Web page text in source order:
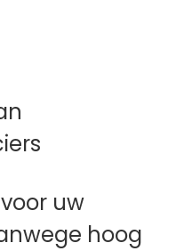
uw
hoog